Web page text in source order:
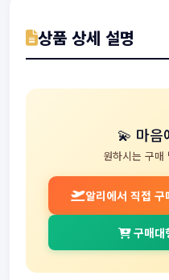
상품 상세 설명
💫 마음
원하시는 구매
알리에서 직접 구
구매대